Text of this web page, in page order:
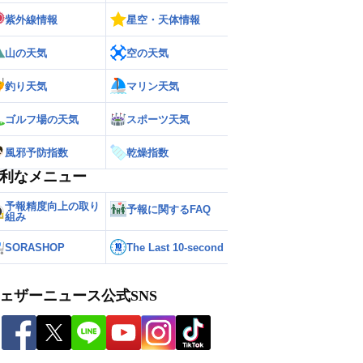
紫外線情報 星空・天体情報
山の天気 空の天気
釣り天気 マリン天気
ゴルフ場の天気 スポーツ天気
風邪予防指数 乾燥指数
なメニュー
予報精度向上の取り
組み
予報に関するFAQ
SORASHOP The Last 10-second
ザーニュース公式SNS